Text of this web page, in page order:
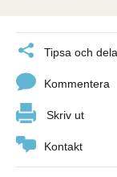
Tipsa och
Kommentera
Skriv ut
Kontakt